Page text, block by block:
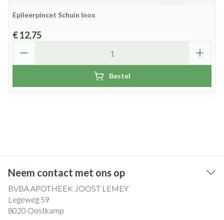
Epileerpincet Schuin Inox
€ 12,75
Bestel
Neem contact met ons op
BVBA APOTHEEK JOOST LEMEY
Legeweg 59
8020 Oostkamp